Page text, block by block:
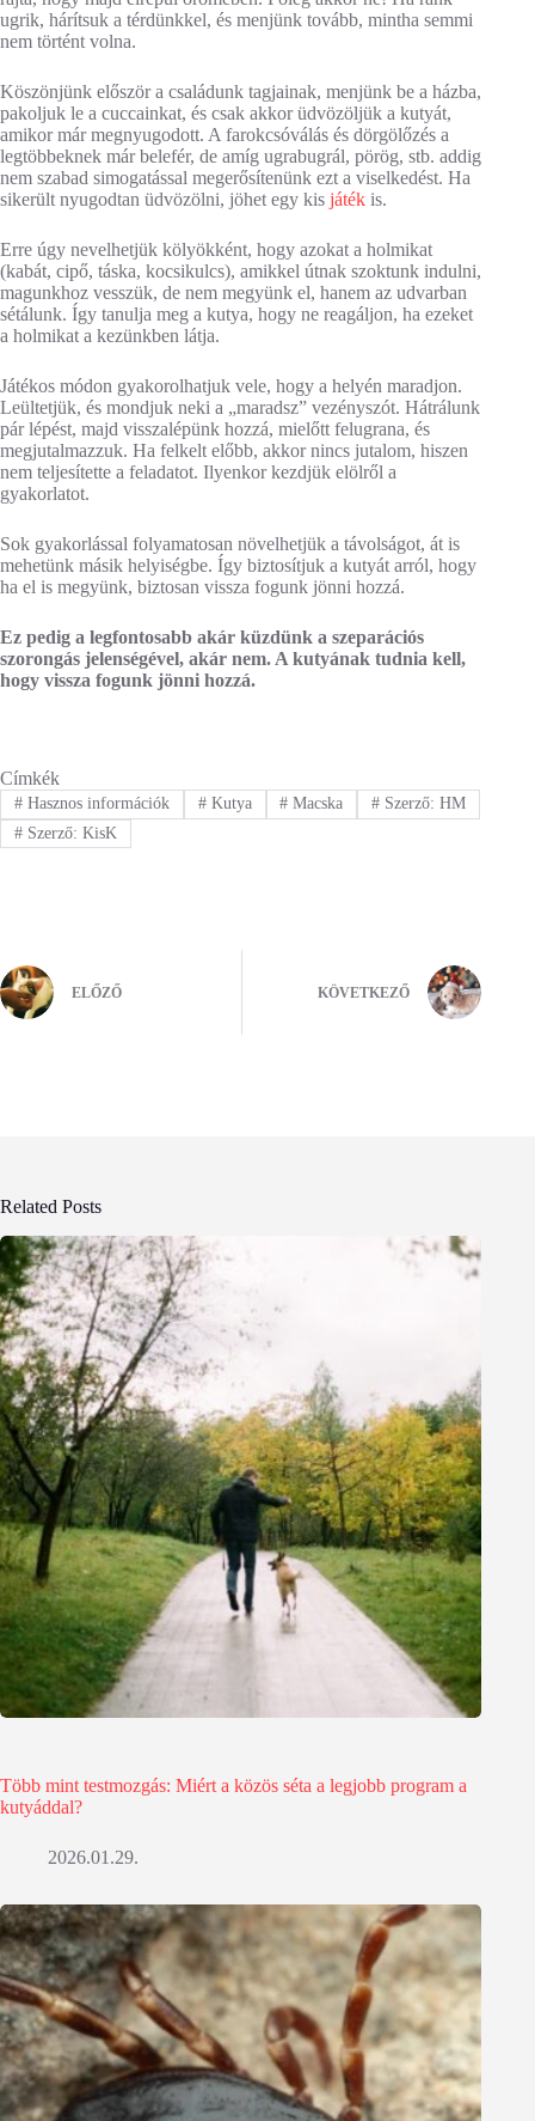
ugrik, hárítsuk a térdünkkel, és menjünk tovább, mintha semmi
nem történt volna.
Köszönjünk először a családunk tagjainak, menjünk be a házba,
pakoljuk le a cuccainkat, és csak akkor üdvözöljük a kutyát,
amikor már megnyugodott. A farokcsóválás és dörgölőzés a
legtöbbeknek már belefér, de amíg ugrabugrál, pörög, stb. addig
nem szabad simogatással megerősítenünk ezt a viselkedést. Ha
sikerült nyugodtan üdvözölni, jöhet egy kis játék is.
Erre úgy nevelhetjük kölyökként, hogy azokat a holmikat
(kabát, cipő, táska, kocsikulcs), amikkel útnak szoktunk indulni,
magunkhoz vesszük, de nem megyünk el, hanem az udvarban
sétálunk. Így tanulja meg a kutya, hogy ne reagáljon, ha ezeket
a holmikat a kezünkben látja.
Játékos módon gyakorolhatjuk vele, hogy a helyén maradjon.
Leültetjük, és mondjuk neki a „maradsz” vezényszót. Hátrálunk
pár lépést, majd visszalépünk hozzá, mielőtt felugrana, és
megjutalmazzuk. Ha felkelt előbb, akkor nincs jutalom, hiszen
nem teljesítette a feladatot. Ilyenkor kezdjük elölről a
gyakorlatot.
Sok gyakorlással folyamatosan növelhetjük a távolságot, át is
mehetünk másik helyiségbe. Így biztosítjuk a kutyát arról, hogy
ha el is megyünk, biztosan vissza fogunk jönni hozzá.
Ez pedig a legfontosabb akár küzdünk a szeparációs
szorongás jelenségével, akár nem. A kutyának tudnia kell,
hogy vissza fogunk jönni hozzá.
Címkék
#Hasznos információk #Kutya # Macska # Szerző: HM
#Szerző: KisK
ELŐZŐ KÖVETKEZŐ
Related Posts
Több mint testmozgás: Miért a közös séta a legjobb program a
kutyáddal?
2026.01.29.